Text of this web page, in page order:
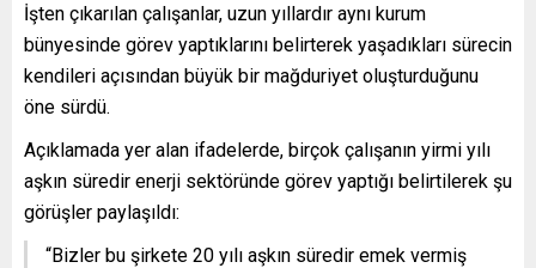
İşten çıkarılan çalışanlar, uzun yıllardır aynı kurum
bünyesinde görev yaptıklarını belirterek yaşadıkları sürecin
kendileri açısından büyük bir mağduriyet oluşturduğunu
öne sürdü.
Açıklamada yer alan ifadelerde, birçok çalışanın yirmi yılı
aşkın süredir enerji sektöründe görev yaptığı belirtilerek şu
görüşler paylaşıldı:
“Bizler bu şirkete 20 yılı aşkın süredir emek vermiş